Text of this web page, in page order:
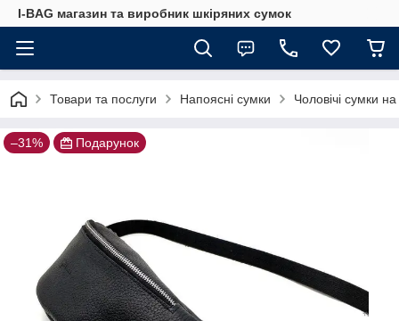
I-BAG магазин та виробник шкіряних сумок
Товари та послуги Напоясні сумки Чоловічі сумки
–31% Подарунок